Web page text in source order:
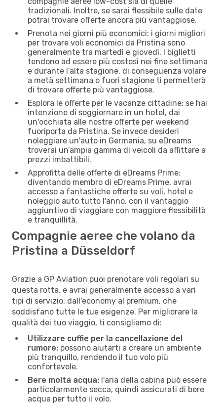
tradizionali. Inoltre, se sarai flessibile sulle date
potrai trovare offerte ancora più vantaggiose.
Prenota nei giorni più economici: i giorni migliori
per trovare voli economici da Pristina sono
generalmente tra martedì e giovedì. I biglietti
tendono ad essere più costosi nei fine settimana
e durante l’alta stagione, di conseguenza volare
a metà settimana o fuori stagione ti permetterà
di trovare offerte più vantaggiose.
Esplora le offerte per le vacanze cittadine: se hai
intenzione di soggiornare in un hotel, dai
un'occhiata alle nostre offerte per weekend
fuoriporta da Pristina. Se invece desideri
noleggiare un'auto in Germania, su eDreams
troverai un’ampia gamma di veicoli da affittare a
prezzi imbattibili.
Approfitta delle offerte di eDreams Prime:
diventando membro di eDreams Prime, avrai
accesso a fantastiche offerte su voli, hotel e
noleggio auto tutto l'anno, con il vantaggio
aggiuntivo di viaggiare con maggiore flessibilità
e tranquillità.
Compagnie aeree che volano da
Pristina a Düsseldorf
Grazie a GP Aviation puoi prenotare voli regolari su
questa rotta, e avrai generalmente accesso a vari
tipi di servizio, dall'economy al premium, che
soddisfano tutte le tue esigenze. Per migliorare la
qualità dei tuo viaggio, ti consigliamo di:
Utilizzare cuffie per la cancellazione del
rumore: possono aiutarti a creare un ambiente
più tranquillo, rendendo il tuo volo più
confortevole.
Bere molta acqua: l'aria della cabina può essere
particolarmente secca, quindi assicurati di bere
acqua per tutto il volo.